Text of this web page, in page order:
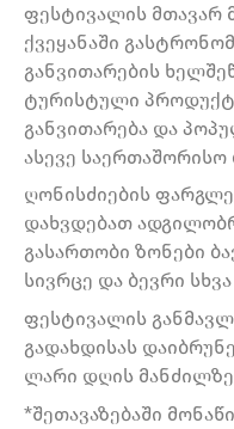
ფესტივალის მთავარ
ქვეყანაში
განვითარების
ტურისტული
განვითარება და
ასევე საერთაშორისო
ღონისძიების
დახვდებათ
გასართობი ზონები
სივრცე და ბევრი
ფესტივალის
გადახდისას
ლარი დღის
*შეთავაზებაში